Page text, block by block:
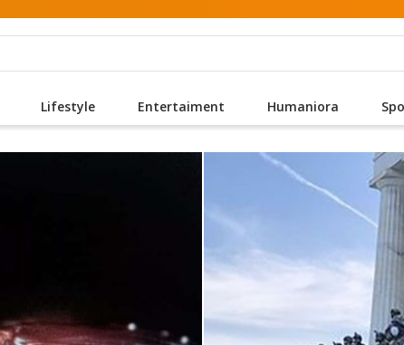
Lifestyle Entertaiment Humaniora